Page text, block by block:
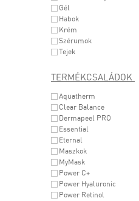
Gél
Habok
Krém
Szérumok
Tejek
TERMÉKCSALÁDOK
Aquatherm
Clear Balance
Dermapeel PRO
Essential
Eternal
Maszkok
MyMask
Power C+
Power Hyaluronic
Power Retinol